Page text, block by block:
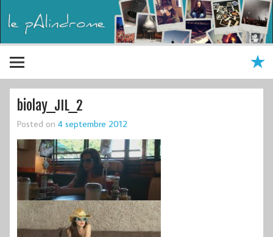
biolay_JIL_2
Posted on 4 septembre 2012